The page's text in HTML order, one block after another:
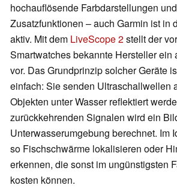
hochauflösende Farbdarstellungen
Zusatzfunktionen – auch Garmin ist in
aktiv. Mit dem LiveScope 2stellt der
Smartwatches bekannte Hersteller ein
vor. Das Grundprinzip solcher Geräte
einfach: Sie senden Ultraschallwellen
Objekten unter Wasser reflektiert
zurückkehrenden Signalen wird ein
Unterwasserumgebung berechnet. Im
so Fischschwärme lokalisieren oder
erkennen, die sonst im ungünstigsten
kosten können.